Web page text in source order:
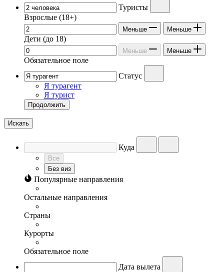
Туристы
Взрослые (18+)
Меньше Меньше
Дети (до 18)
Меньше Меньше
Обязательное поле
Статус
Я турагент
Я турист
Продолжить
Искать
Куда
Все
Без виз
Популярные направления
Остальные направления
Страны
Курорты
Обязательное поле
Дата вылета